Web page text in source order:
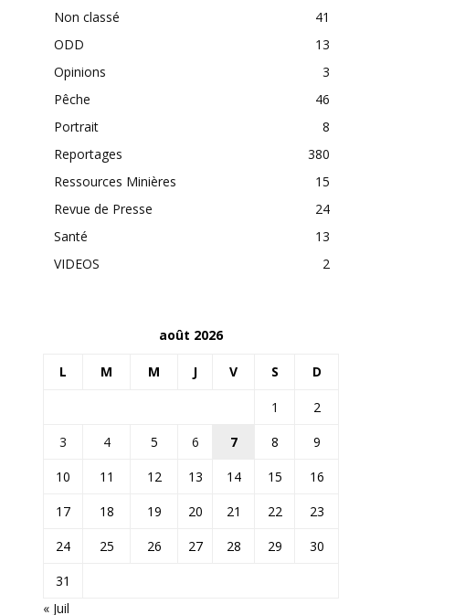
Non classé
41
ODD
13
Opinions
3
Pêche
46
Portrait
8
Reportages
380
Ressources Minières
15
Revue de Presse
24
Santé
13
VIDEOS
2
août 2026
L M M J V S D
1
2
3
4 5 6 7 8
9
10
11 12 13 14 15
16
17
18 19 20 21 22
23
24
25 26 27 28 29
30
31
« Juil